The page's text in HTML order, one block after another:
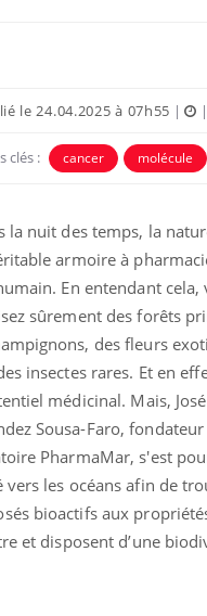
le 24.04.2025 à 07h55 | |
clés : cancer molécule
la nuit des temps, la
armoire à
En entendant cela,
sûrement des forêts
des fleurs
insectes rares. Et en
médicinal. Mais,
Sousa-Faro,
PharmaMar, s'est
vers les océans afin de
bioactifs aux
et disposent d’une